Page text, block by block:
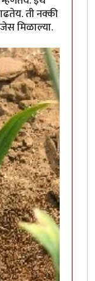
ती नक्की
मिळाल्या.